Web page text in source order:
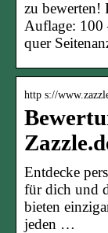
zu bewerten!
Auflage: 100
quer
http s://
Entdecke
für dich und
bieten
jeden …